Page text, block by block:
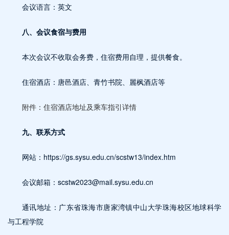
会议语言：英文
八、会议食宿与费用
本次会议不收取会务费，住宿费用自理，提供餐食。
住宿酒店：唐邑酒店、青竹书院、麗枫酒店等
附件：住宿酒店地址及乘车指引详情
九、联系方式
网站：https://gs.sysu.edu.cn/scstw13/index.htm
会议邮箱：scstw2023@mail.sysu.edu.cn
通讯地址：广东省珠海市唐家湾镇中山大学珠海校区地球科学
与工程学院